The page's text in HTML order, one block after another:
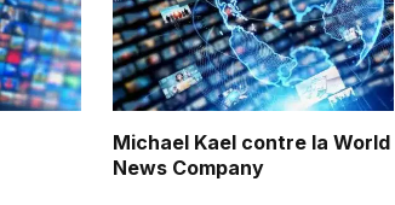
Michael Kael contre la World
News Company